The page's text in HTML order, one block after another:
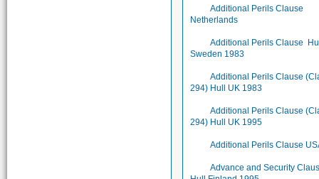
Additional Perils Clause
Netherlands
Additional Perils Clause
Sweden 1983
Additional Perils Clause
294) Hull UK 1983
Additional Perils Clause
294) Hull UK 1995
Additional Perils Clause
Advance and Security